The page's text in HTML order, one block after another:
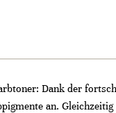
Dank der
an.